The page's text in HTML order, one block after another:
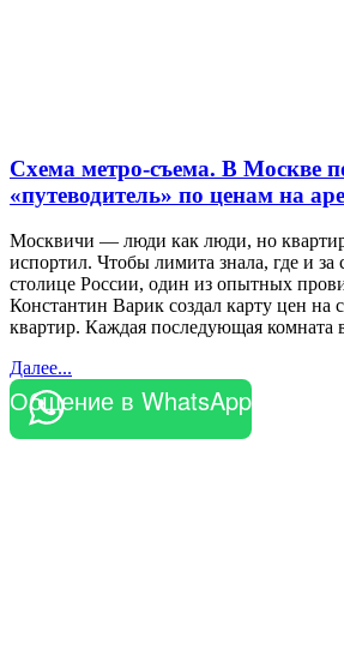
Схема метро-съема. В Москве
«путеводитель» по ценам на
Москвичи — люди как люди, но
испортил. Чтобы лимита знала, где и за
столице России, один из опытных
Константин Варик создал карту цен на
квартир. Каждая последующая комната
Далее...
Общение в WhatsApp